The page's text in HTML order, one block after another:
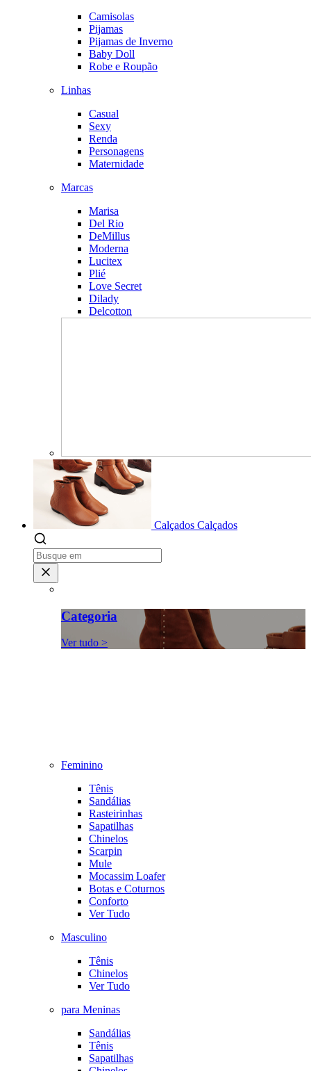
Camisolas
Pijamas
Pijamas de Inverno
Baby Doll
Robe e Roupão
Linhas
Casual
Sexy
Renda
Personagens
Maternidade
Marcas
Marisa
Del Rio
DeMillus
Moderna
Lucitex
Plié
Love Secret
Dilady
Delcotton
Calçados Calçados
Categoria
Ver tudo >
Feminino
Tênis
Sandálias
Rasteirinhas
Sapatilhas
Chinelos
Scarpin
Mule
Mocassim Loafer
Botas e Coturnos
Conforto
Ver Tudo
Masculino
Tênis
Chinelos
Ver Tudo
para Meninas
Sandálias
Tênis
Sapatilhas